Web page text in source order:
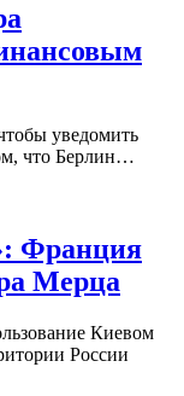
уведомить
что Берлин…
Франция
Мерца
Киевом
России